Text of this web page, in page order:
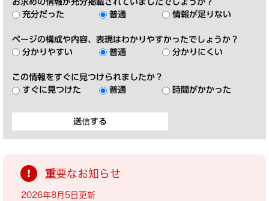
充分だった
普通 情報が足りない
ページの構成や内容、表現はわかりやすかったでしょうか？
分かりやすい
普通 分かりにくい
この情報をすぐに見つけられましたか？
すぐに見つけた
普通 時間がかかった
重要なお知らせ
2026年8月5日更新